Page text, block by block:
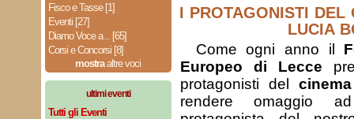
Fisco e Tasse [1]
Eventi [27]
Diamo Voce a... [65]
Corsi e Concorsi [8]
mostraaltre voci
ultimi eventi
Tutti gli Eventi
I PROTAGONISTI DEL
LUCIA
Come ogni anno il
Europeo di Lecce
protagonisti del
rendere omaggio